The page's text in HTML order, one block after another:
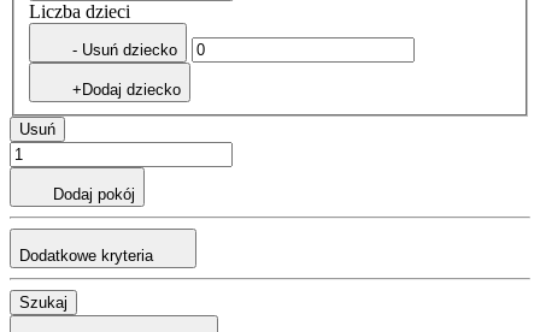
Liczba dzieci
- Usuń dziecko
+Dodaj dziecko
Usuń
Dodaj pokój
Dodatkowe kryteria
Szukaj